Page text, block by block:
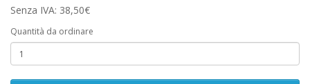
Senza IVA: 38,50€
Quantità da ordinare